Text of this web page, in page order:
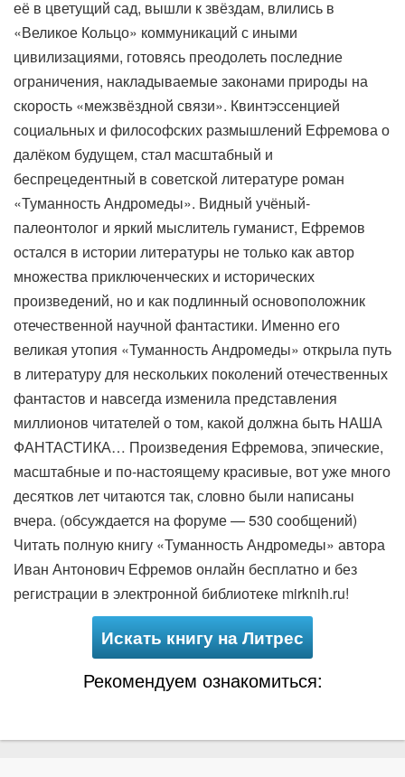
её в цветущий сад, вышли к звёздам, влились в
«Великое Кольцо» коммуникаций с иными
цивилизациями, готовясь преодолеть последние
ограничения, накладываемые законами природы на
скорость «межзвёздной связи». Квинтэссенцией
социальных и философских размышлений Ефремова о
далёком будущем, стал масштабный и
беспрецедентный в советской литературе роман
«Туманность Андромеды». Видный учёный-
палеонтолог и яркий мыслитель гуманист, Ефремов
остался в истории литературы не только как автор
множества приключенческих и исторических
произведений, но и как подлинный основоположник
отечественной научной фантастики. Именно его
великая утопия «Туманность Андромеды» открыла путь
в литературу для нескольких поколений отечественных
фантастов и навсегда изменила представления
миллионов читателей о том, какой должна быть НАША
ФАНТАСТИКА… Произведения Ефремова, эпические,
масштабные и по-настоящему красивые, вот уже много
десятков лет читаются так, словно были написаны
вчера. (обсуждается на форуме — 530 сообщений)
Читать полную книгу «Туманность Андромеды» автора
Иван Антонович Ефремов онлайн бесплатно и без
регистрации в электронной библиотеке mirknih.ru!
Искать книгу на Литрес
Рекомендуем ознакомиться: